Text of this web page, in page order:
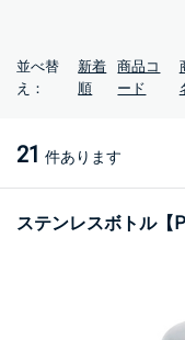
並べ替
え：
新着
順
商品コ
ード
21 件あります
ステンレスボトル【